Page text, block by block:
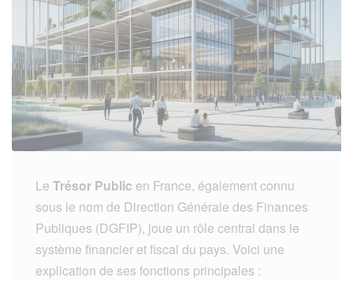
Le Trésor Public en France, également connu
sous le nom de Direction Générale des Finances
Publiques (DGFIP), joue un rôle central dans le
système financier et fiscal du pays. Voici une
explication de ses fonctions principales :